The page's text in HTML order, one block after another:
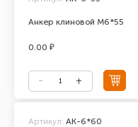
Анкер клиновой М6*55
0.00 ₽
Артикул: АК-6*60